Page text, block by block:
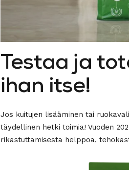
Testaa ja
ihan itse!
Jos kuitujen lisääminen tai
täydellinen hetki toimia! Vuoden
rikastuttamisesta helppoa,